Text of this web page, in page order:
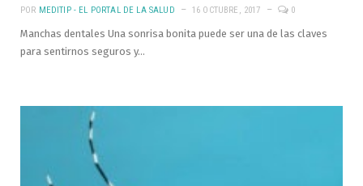
POR MEDITIP - EL PORTAL DE LA SALUD 16 OCTUBRE, 2017 0
Manchas dentales Una sonrisa bonita puede ser una de las claves
para sentirnos seguros y…